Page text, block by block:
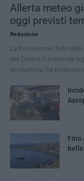
Allerta meteo
oggi previsti
Redazione
La Protezione Civile
del Centro Funzionale
evoluzione, ha emanato
Fino